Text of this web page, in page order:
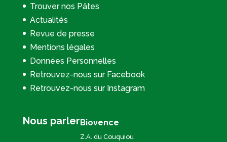
Trouver nos Pâtes
Actualités
Revue de presse
Mentions légales
Données Personnelles
Retrouvez-nous sur Facebook
Retrouvez-nous sur Instagram
Nous parlerBiovence
Z.A. du Couquiou